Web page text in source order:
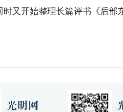
又开始整理长篇评书《后部